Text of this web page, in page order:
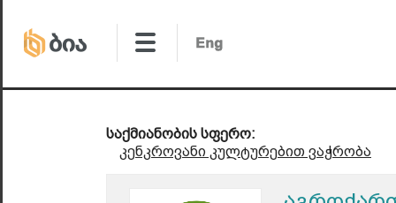
საქმიანობის სფერო:
კენკროვანი კულტურებით ვაჭრობა